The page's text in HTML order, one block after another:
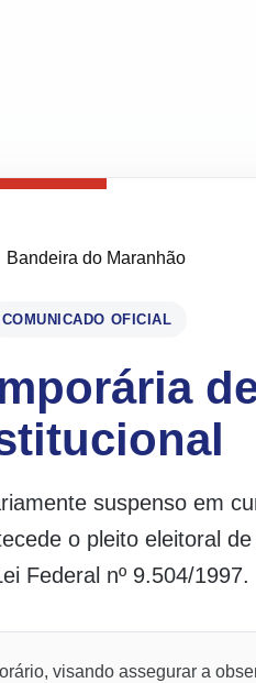
COMUNICADO OFICIAL
suspenso em
o pleito eleitoral
Federal nº 9.504/1997.
visando assegurar a